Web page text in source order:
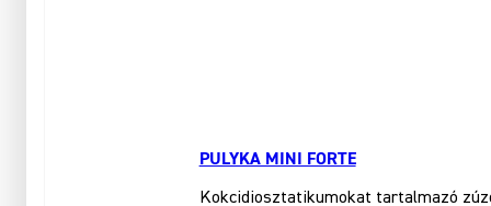
PULYKA MINI FORTE
Kokcidiosztatikumokat tartalmazó